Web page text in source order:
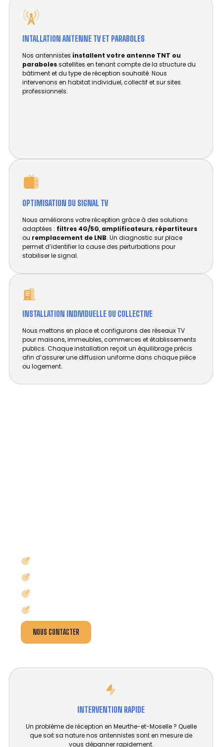
INTALLATION ANTENNE TV ET PARABOLES
Nos antennistes installent votre antenne TNT ou
parabolessatellites en tenant compte de la structure du
bâtiment et du type de réception souhaité. Nous
intervenons en habitat individuel, collectif et sur sites
professionnels.
OPTIMISATION DU SIGNAL TV
Nous améliorons votre réception grâce à des solutions
adaptées : filtres 4G/5G, amplificateurs, répartiteurs
ou remplacement de LNB. Un diagnostic sur place
permet d’identifier la cause des perturbations pour
stabiliser le signal.
INSTALLATION INDIVIDUELLE OU COLLECTIVE
Nous mettons en place et configurons des réseaux TV
pour maisons, immeubles, commerces et établissements
publics. Chaque installation reçoit un équilibrage précis
afin d’assurer une diffusion uniforme dans chaque pièce
ou logement.
NOUS CONTACTER
INTERVENTION RAPIDE
Un problème de réception en Meurthe-et-Moselle ? Quelle
que soit sa nature nos antennistes sont en mesure de
vous dépanner rapidement.